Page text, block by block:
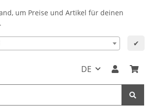
um Preise und Artikel für deinen
✔
DE